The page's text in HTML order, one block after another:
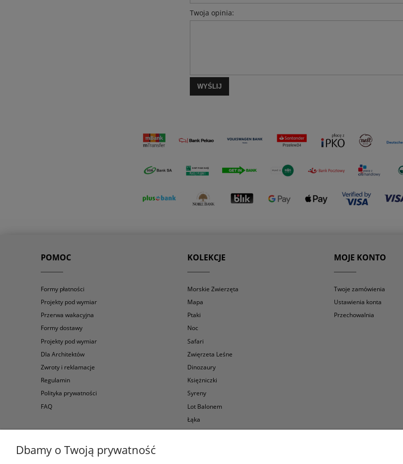
Twoja opinia:
WYŚLIJ
POMOC
Formy płatności
Projekty pod wymiar
Przerwa wakacyjna
Formy dostawy
Projekty pod wymiar
Dla Architektów
Zwroty i reklamacje
Regulamin
Polityka prywatności
FAQ
KOLEKCJE
Morskie Zwierzęta
Mapa
Ptaki
Noc
Safari
Zwięrzeta Leśne
Dinozaury
Księżniczki
Syreny
Lot Balonem
Łąka
Niebo-Kosmos
MOJE KONTO
Twoje zamówienia
Ustawienia konta
Przechowalnia
Dbamy o Twoją prywatność